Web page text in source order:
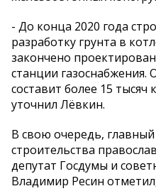
- До конца 2020 года
разработку грунта в
закончено
станции
составит более 15
уточнил Лёвкин.
В свою очередь,
строительства
депутат Госдумы и
Владимир Ресин